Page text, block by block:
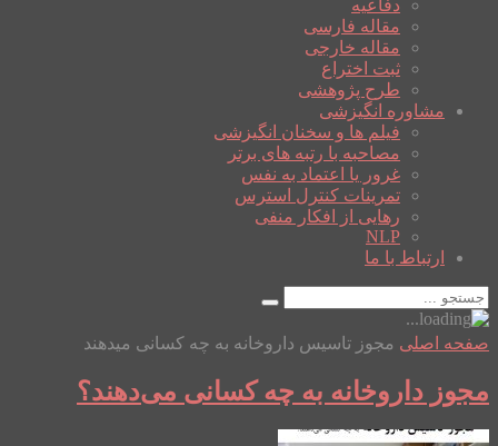
دفاعیه
مقاله فارسی
مقاله خارجی
ثبت اختراع
طرح پژوهشی
مشاوره انگیزشی
فیلم ها و سخنان انگیزشی
مصاحبه با رتبه های برتر
غرور یا اعتماد به نفس
تمرینات کنترل استرس
رهایی از افکار منفی
NLP
ارتباط با ما
صفحه اصلی مجوز تاسیس داروخانه به چه کسانی میدهند
مجوز داروخانه به چه کسانی می‌دهند؟